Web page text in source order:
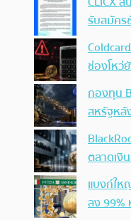
รับสมัคร
ช่องโหว่
กองทุน
สหรัฐหลั
ตลาดเงิ
แบงก์ให
ลง 99%